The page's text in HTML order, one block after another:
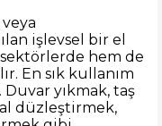
işlevsel bir el
hem de
En sık kullanım
yıkmak, taş
düzleştirmek,